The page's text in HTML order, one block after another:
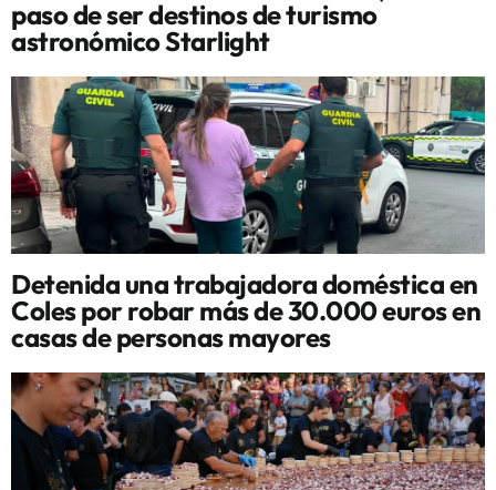
paso de ser destinos de turismo
astronómico Starlight
Detenida una trabajadora doméstica en
Coles por robar más de 30.000 euros en
casas de personas mayores